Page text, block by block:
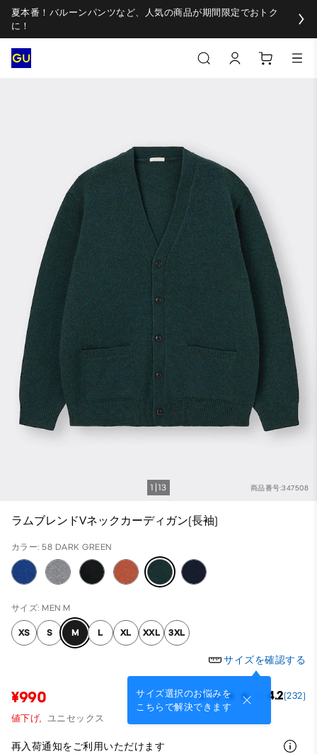
夏本番！バルーンパンツなど、人気の商品が期間限定でおトク
に！
商品番号:347508
1 13
ラムブレンドVネックカーディガン(長袖)
カラー: 58 DARK GREEN
サイズ: MEN M
XS S M L XL XXL 3XL
サイズを確認する
サイズ選択のお悩みを
こちらで解決できます
¥990 4.2(232)
値下げ, ユニセックス
再入荷通知をご利用いただけます